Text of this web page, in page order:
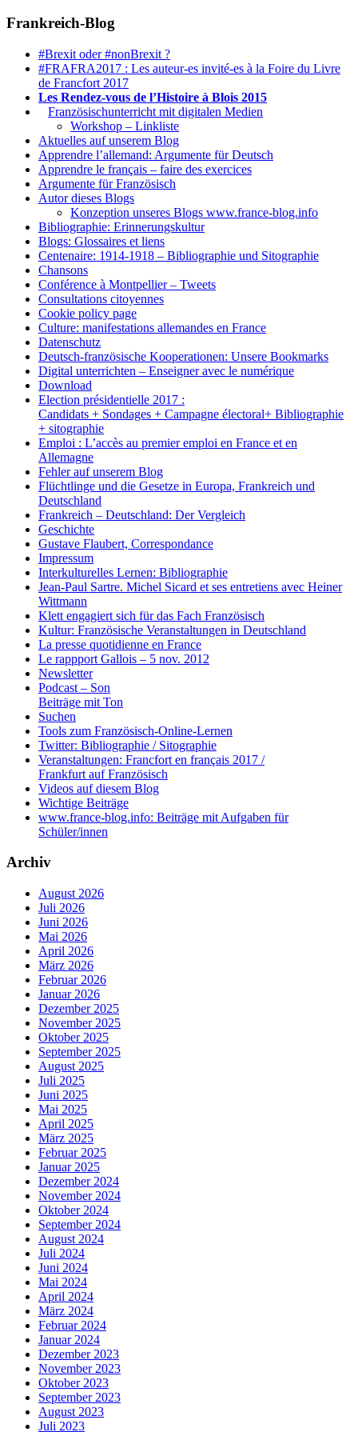
Frankreich-Blog
#Brexit oder #nonBrexit ?
#FRAFRA2017 : Les auteur-es invité-es à la Foire du Livre
de Francfort 2017
Les Rendez-vous de l’Histoire à Blois 2015
Französischunterricht mit digitalen Medien
Workshop – Linkliste
Aktuelles auf unserem Blog
Apprendre l’allemand: Argumente für Deutsch
Apprendre le français – faire des exercices
Argumente für Französisch
Autor dieses Blogs
Konzeption unseres Blogs www.france-blog.info
Bibliographie: Erinnerungskultur
Blogs: Glossaires et liens
Centenaire: 1914-1918 – Bibliographie und Sitographie
Chansons
Conférence à Montpellier – Tweets
Consultations citoyennes
Cookie policy page
Culture: manifestations allemandes en France
Datenschutz
Deutsch-französische Kooperationen: Unsere Bookmarks
Digital unterrichten – Enseigner avec le numérique
Download
Election présidentielle 2017 :
Candidats + Sondages + Campagne électoral+ Bibliographie
+ sitographie
Emploi : L’accès au premier emploi en France et en
Allemagne
Fehler auf unserem Blog
Flüchtlinge und die Gesetze in Europa, Frankreich und
Deutschland
Frankreich – Deutschland: Der Vergleich
Geschichte
Gustave Flaubert, Correspondance
Impressum
Interkulturelles Lernen: Bibliographie
Jean-Paul Sartre. Michel Sicard et ses entretiens avec Heiner
Wittmann
Klett engagiert sich für das Fach Französisch
Kultur: Französische Veranstaltungen in Deutschland
La presse quotidienne en France
Le rappport Gallois – 5 nov. 2012
Newsletter
Podcast – Son
Beiträge mit Ton
Suchen
Tools zum Französisch-Online-Lernen
Twitter: Bibliographie / Sitographie
Veranstaltungen: Francfort en français 2017 /
Frankfurt auf Französisch
Videos auf diesem Blog
Wichtige Beiträge
www.france-blog.info: Beiträge mit Aufgaben für
Schüler/innen
Archiv
August 2026
Juli 2026
Juni 2026
Mai 2026
April 2026
März 2026
Februar 2026
Januar 2026
Dezember 2025
November 2025
Oktober 2025
September 2025
August 2025
Juli 2025
Juni 2025
Mai 2025
April 2025
März 2025
Februar 2025
Januar 2025
Dezember 2024
November 2024
Oktober 2024
September 2024
August 2024
Juli 2024
Juni 2024
Mai 2024
April 2024
März 2024
Februar 2024
Januar 2024
Dezember 2023
November 2023
Oktober 2023
September 2023
August 2023
Juli 2023